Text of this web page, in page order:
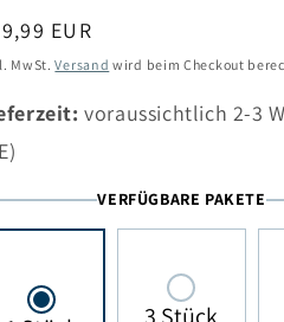
EUR
MwSt.Versand wird beim Checkout
voraussichtlich 2-3
VERFÜGBARE PAKETE